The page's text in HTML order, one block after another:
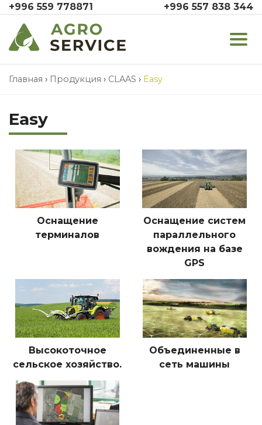
+996 559 778871 +996 557 838 344
Главная › Продукция › CLAAS › Easy
Easy
Оснащение
терминалов
Оснащение систем
параллельного
вождения на базе
GPS
Высокоточное
сельское хозяйство.
Объединенные в
сеть машины